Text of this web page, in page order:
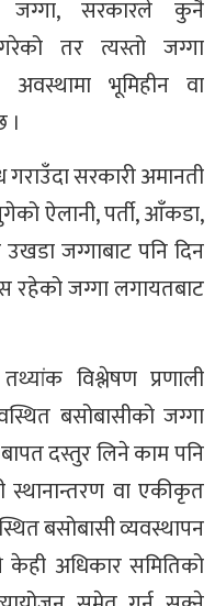
जग्गा, सरकारले कुनै
तर त्यस्तो जग्गा
भूमिहीन वा
।
सरकारी अमानती
ऐलानी, पर्ती, आँकडा,
जग्गाबाट पनि दिन
रहेको जग्गा लगायतबाट
विश्लेषण प्रणाली
बसोबासीको जग्गा
दस्तुर लिने काम पनि
स्थानान्तरण वा एकीकृत
बसोबासी व्यवस्थापन
केही अधिकार समितिको